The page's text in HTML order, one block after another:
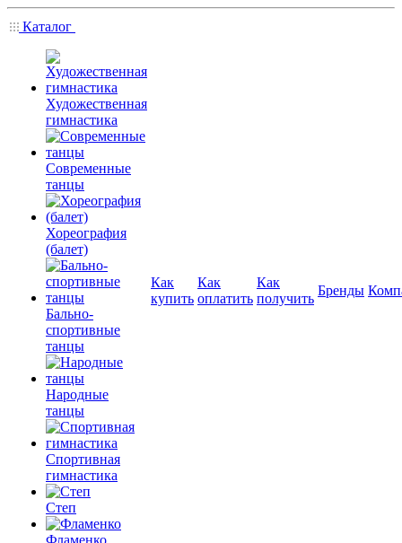
Каталог
Художественная
гимнастика
Современные
танцы
Хореография
(балет)
Бально-
спортивные
танцы
Народные
танцы
Спортивная
гимнастика
Степ
Фламенко
Как
купить
Как
оплатить
Как
получить
Бренды